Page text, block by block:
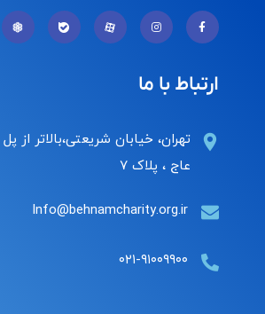
ارتباط با ما
تهران، خیابان شریعتی،بالاتر از
عاج ، پلاک ۷
Info@behnamcharity.org.ir
۰۲۱-۹۱۰۰۹۹۰۰